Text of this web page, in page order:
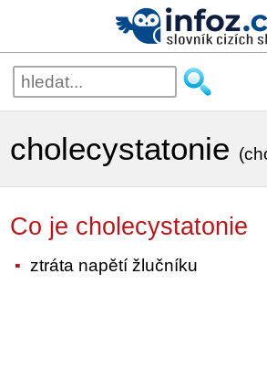
cholecystatonie
Co je
ztráta napětí žlučníku